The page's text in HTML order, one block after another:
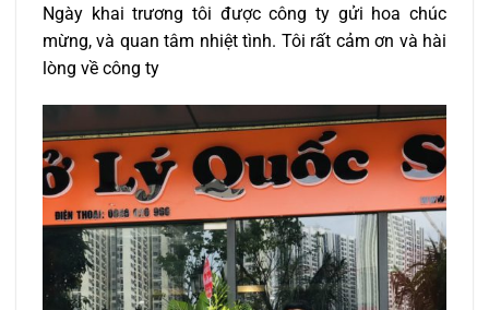
Ngày khai trương tôi được công ty gửi hoa chúc
mừng, và quan tâm nhiệt tình. Tôi rất cảm ơn và hài
lòng về công ty